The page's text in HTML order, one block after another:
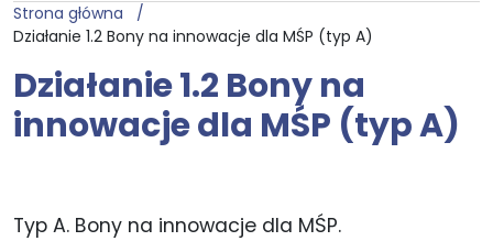
Strona główna
Działanie 1.2 Bony na innowacje dla MŚP (typ A)
Działanie 1.2 Bony na
innowacje dla MŚP (typ A)
Typ A. Bony na innowacje dla MŚP.